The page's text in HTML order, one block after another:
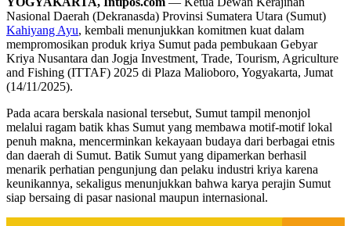
Nasional Daerah (Dekranasda) Provinsi Sumatera Utara (Sumut)
Kahiyang Ayu, kembali menunjukkan komitmen kuat dalam
mempromosikan produk kriya Sumut pada pembukaan Gebyar
Kriya Nusantara dan Jogja Investment, Trade, Tourism, Agriculture
and Fishing (ITTAF) 2025 di Plaza Malioboro, Yogyakarta, Jumat
(14/11/2025).
Pada acara berskala nasional tersebut, Sumut tampil menonjol
melalui ragam batik khas Sumut yang membawa motif-motif lokal
penuh makna, mencerminkan kekayaan budaya dari berbagai etnis
dan daerah di Sumut. Batik Sumut yang dipamerkan berhasil
menarik perhatian pengunjung dan pelaku industri kriya karena
keunikannya, sekaligus menunjukkan bahwa karya perajin Sumut
siap bersaing di pasar nasional maupun internasional.